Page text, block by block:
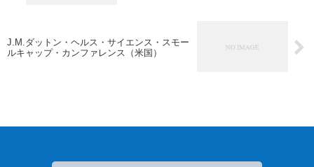
J.M.ダットン・ヘルス・サイエンス・スモー
ルキャップ・カンファレンス（米国）